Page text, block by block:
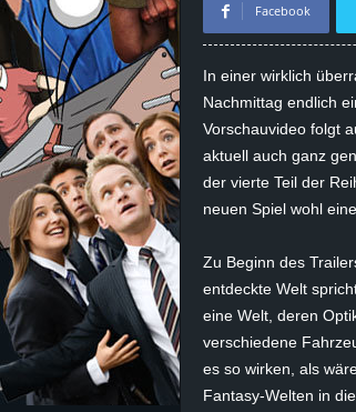
s
g
z
Facebook
In einer wirklich
Nachmittag endlich
Vorschauvideo folgt
aktuell auch ganz
der vierte Teil der
neuen Spiel wohl
Zu Beginn des
entdeckte Welt
eine Welt, deren
verschiedene
es so wirken, als
Fantasy-Welten in